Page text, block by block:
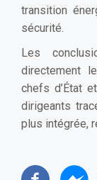
transition
sécurité.
Les
directement
chefs d’État
dirigeants
plus intégrée,